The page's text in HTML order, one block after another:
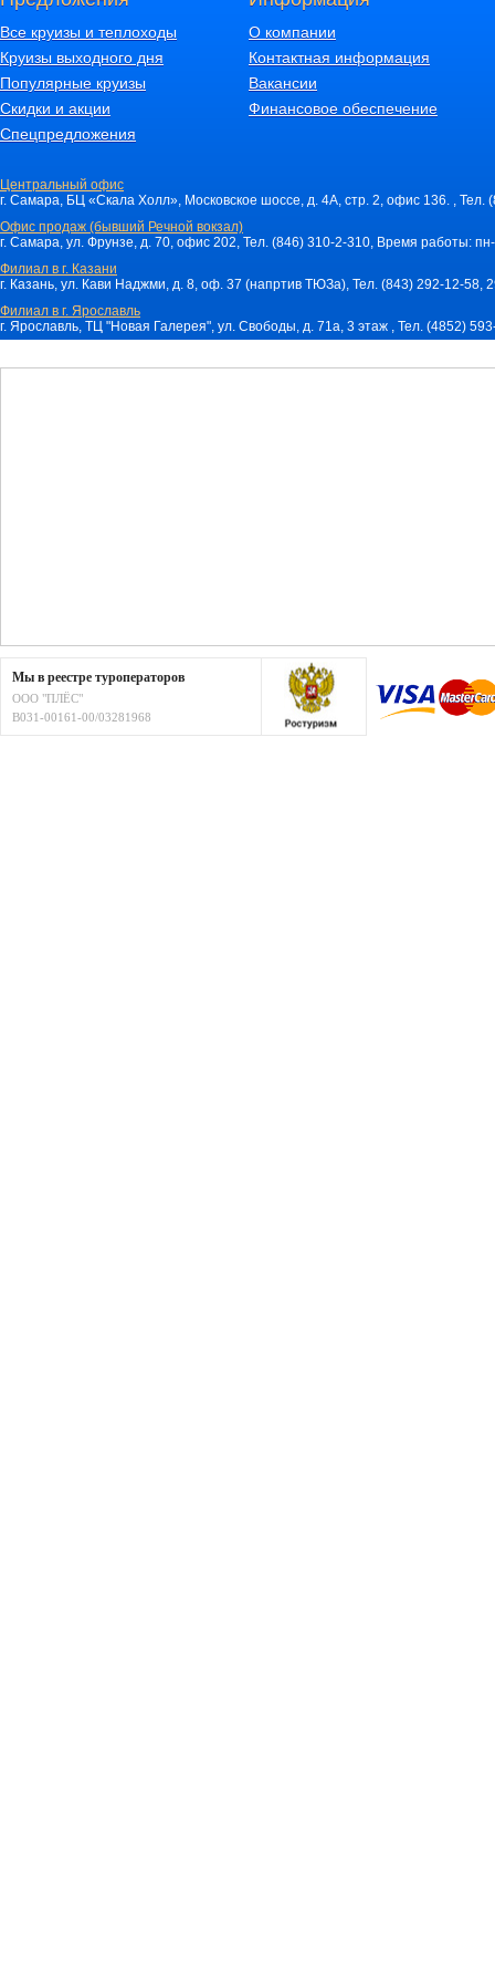
Все круизы и теплоходы
Круизы выходного дня
Популярные круизы
Скидки и акции
Спецпредложения
О компании
Контактная информация
Вакансии
Финансовое обеспечение
Центральный офис
г. Самара, БЦ «Скала Холл», Московское шоссе, д. 4А, стр. 2, офис 136. ,
Офис продаж (бывший Речной вокзал)
г. Самара, ул. Фрунзе, д. 70, офис 202, Тел. (846) 310-2-310, Время работы:
Филиал в г. Казани
г. Казань, ул. Кави Наджми, д. 8, оф. 37 (напртив ТЮЗа), Тел. (843) 292-12-
Филиал в г. Ярославль
г. Ярославль, ТЦ "Новая Галерея", ул. Свободы, д. 71a, 3 этаж , Тел. (4852)
Мы в реестре туроператоров
ООО "ПЛЁС"
В031-00161-00/03281968